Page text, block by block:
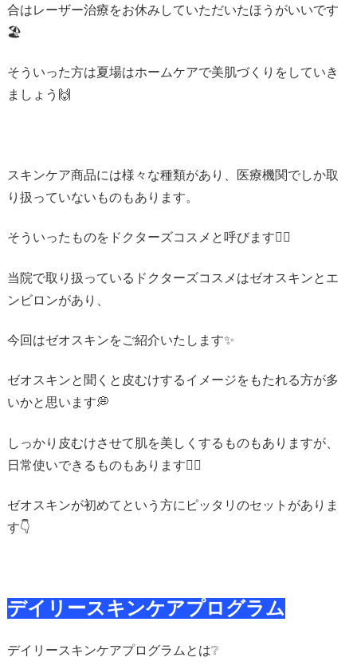
合はレーザー治療をお休みしていただいたほうがいいです
🏖️
そういった方は夏場はホームケアで美肌づくりをしていき
ましょう🙌
スキンケア商品には様々な種類があり、医療機関でしか取
り扱っていないものもあります。
そういったものをドクターズコスメと呼びます👩‍⚕️
当院で取り扱っているドクターズコスメはゼオスキンとエ
ンビロンがあり、
今回はゼオスキンをご紹介いたします✨
ゼオスキンと聞くと皮むけするイメージをもたれる方が多
いかと思います💭
しっかり皮むけさせて肌を美しくするものもありますが、
日常使いできるものもあります🙆‍♀️
ゼオスキンが初めてという方にピッタリのセットがありま
す👇️
デイリースキンケアプログラム
デイリースキンケアプログラムとは❔